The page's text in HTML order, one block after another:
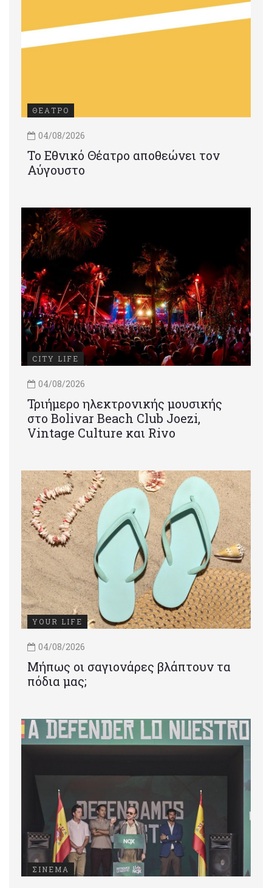
ΘΕΑΤΡΟ
04/08/2026
Το Εθνικό Θέατρο αποθεώνει τον
Αύγουστο
CITY LIFE
04/08/2026
Τριήμερο ηλεκτρονικής μουσικής
στο Bolivar Beach Club Joezi,
Vintage Culture και Rivo
YOUR LIFE
04/08/2026
Μήπως οι σαγιονάρες βλάπτουν τα
πόδια μας;
ΣΙΝΕΜΑ